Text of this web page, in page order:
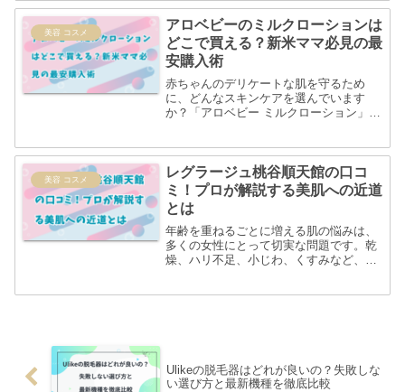
り添うスカルプケアブランドとして、
「マイナチュレ」は多くの女...
美容 コスメ
アロベビーのミルクローションは
どこで買える？新米ママ必見の最
安購入術
赤ちゃんのデリケートな肌を守るため
に、どんなスキンケアを選んでいます
か？「アロベビー ミルクローション」
かし、いざ購入しようとすると「どこに
売ってるの？」「一番お得に買...
美容 コスメ
レグラージュ桃谷順天館の口コ
ミ！プロが解説する美肌への近道
とは
年齢を重ねるごとに増える肌の悩みは、
多くの女性にとって切実な問題です。乾
燥、ハリ不足、小じわ、くすみなど、鏡
Ulikeの脱毛器はどれが良いの？失敗しな
い選び方と最新機種を徹底比較